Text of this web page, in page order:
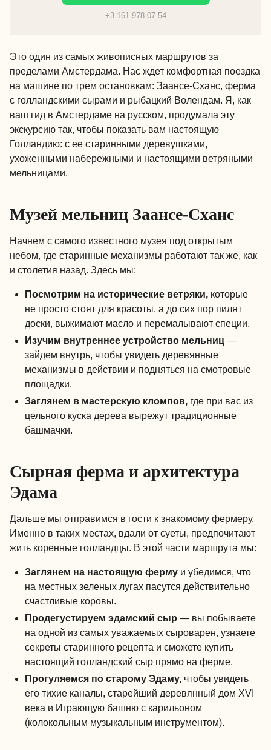
Это один из самых живописных маршрутов за
пределами Амстердама. Нас ждет комфортная поездка
на машине по трем остановкам: Заансе-Сханс, ферма
с голландскими сырами и рыбацкий Волендам. Я, как
ваш гид в Амстердаме на русском, продумала эту
экскурсию так, чтобы показать вам настоящую
Голландию: с ее старинными деревушками,
ухоженными набережными и настоящими ветряными
мельницами.
Музей мельниц Заансе-Сханс
Начнем с самого известного музея под открытым
небом, где старинные механизмы работают так же, как
и столетия назад. Здесь мы:
Посмотрим на исторические ветряки, которые
не просто стоят для красоты, а до сих пор пилят
доски, выжимают масло и перемалывают специи.
Изучим внутреннее устройство мельниц —
зайдем внутрь, чтобы увидеть деревянные
механизмы в действии и подняться на смотровые
площадки.
Заглянем в мастерскую кломпов, где при вас из
цельного куска дерева вырежут традиционные
башмачки.
Сырная ферма и архитектура
Эдама
Дальше мы отправимся в гости к знакомому фермеру.
Именно в таких местах, вдали от суеты, предпочитают
жить коренные голландцы. В этой части маршрута мы:
Заглянем на настоящую ферму и убедимся, что
на местных зеленых лугах пасутся действительно
счастливые коровы.
Продегустируем эдамский сыр — вы побываете
на одной из самых уважаемых сыроварен, узнаете
секреты старинного рецепта и сможете купить
настоящий голландский сыр прямо на ферме.
Прогуляемся по старому Эдаму, чтобы увидеть
его тихие каналы, старейший деревянный дом XVI
века и Играющую башню с карильоном
(колокольным музыкальным инструментом).
+3 161 978 07 54